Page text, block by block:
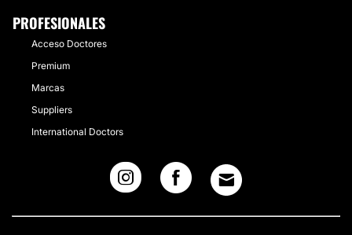
PROFESIONALES
Acceso Doctores
Premium
Marcas
Suppliers
International Doctors